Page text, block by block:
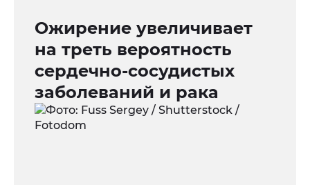
Ожирение увеличивает
на треть вероятность
сердечно-сосудистых
заболеваний и рака